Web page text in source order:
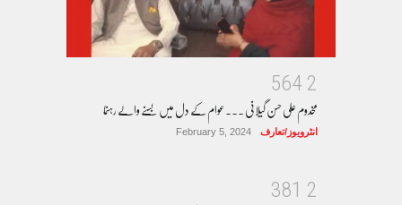
2
4
6
5
مخدوم علی حسن گیلانی ۔۔۔عوام کے دل میں بسنے والے رہنما
انٹرویوز/تعارف February 5, 2024
2
1
8
3